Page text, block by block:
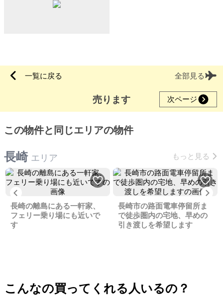
一覧に戻る 全部見る
売ります 次ページ
この物件と同じエリアの物件
長崎 エリア もっと見る
Previous
長崎の離島にある一軒家、
フェリー乗り場にも近いで
す
長崎市の路面電車停留所ま
で徒歩圏内の宅地、早めの
引き渡しを希望します
こんなの買ってくれる人いるの？